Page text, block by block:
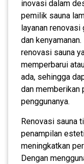
inovasi dalam
pemilik sauna
layanan
dan
renovasi sauna
memperbarui
ada, sehingga
dan memberikan
penggunanya.
Renovasi sauna
penampilan
meningkatkan
Dengan